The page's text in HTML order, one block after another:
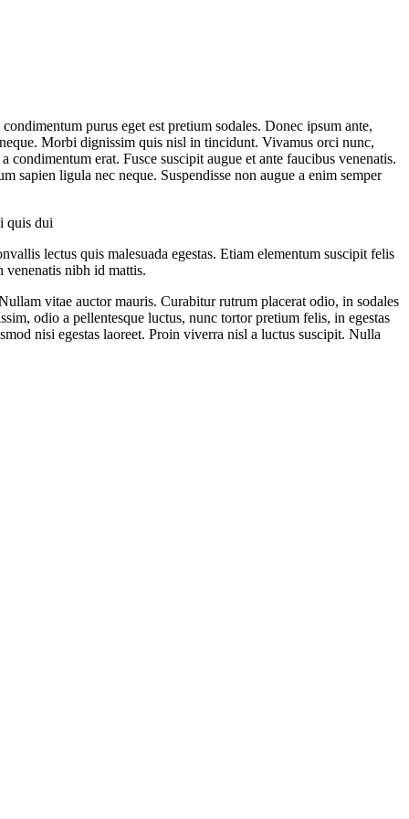
purus eget est pretium sodales. Donec ipsum ante,
Morbi dignissim quis nisl in tincidunt. Vivamus orci nunc,
erat. Fusce suscipit augue et ante faucibus venenatis.
sapien ligula nec neque. Suspendisse non augue a enim semper
quis dui
lectus quis malesuada egestas. Etiam elementum suscipit felis
venenatis nibh id mattis.
vitae auctor mauris. Curabitur rutrum placerat odio, in sodales
odio a pellentesque luctus, nunc tortor pretium felis, in egestas
nisi egestas laoreet. Proin viverra nisl a luctus suscipit. Nulla